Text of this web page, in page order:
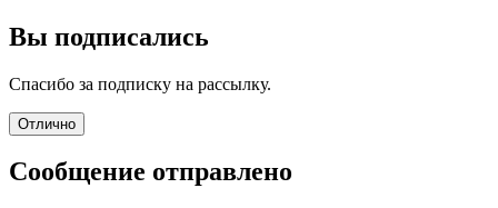
Вы подписались
Спасибо за подписку на рассылку.
Отлично
Сообщение отправлено